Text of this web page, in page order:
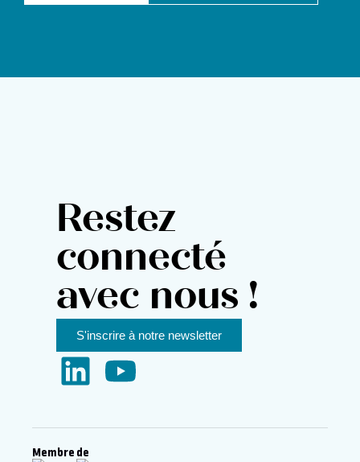
Restez
connecté
avec nous !
S'inscrire à notre newsletter
Membre de